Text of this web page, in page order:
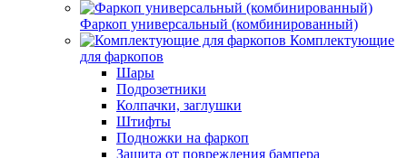
Фаркоп универсальный (комбинированный)
Комплектующие
для фаркопов
Шары
Подрозетники
Колпачки, заглушки
Штифты
Подножки на фаркоп
Защита от повреждения бампера